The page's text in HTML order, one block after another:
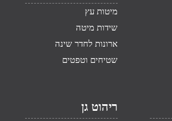
מיטות עץ
שידות מיטה
ארונות לחדר שינה
שטיחים וטפטים
ריהוט גן